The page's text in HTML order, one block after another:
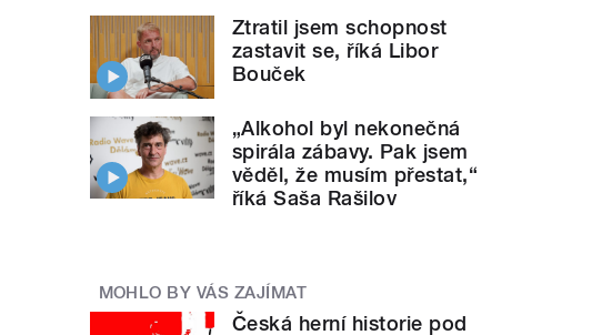
Ztratil jsem schopnost
zastavit se, říká Libor
Bouček
„Alkohol byl nekonečná
spirála zábavy. Pak jsem
věděl, že musím přestat,“
říká Saša Rašilov
MOHLO BY VÁS ZAJÍMAT
Česká herní historie pod